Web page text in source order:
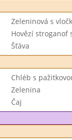
Zeleninová s
Hovězí stroganof
Šťáva
Chléb s
Zelenina
Čaj